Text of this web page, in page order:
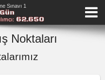
Sınavı 1
62.650
Noktaları